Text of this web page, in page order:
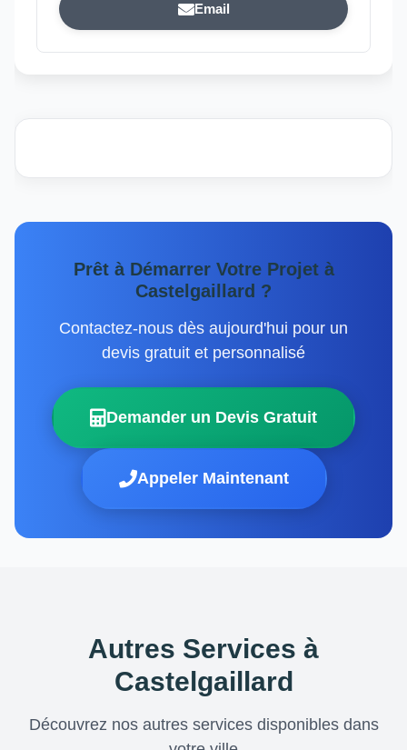
Email
Prêt à Démarrer Votre Projet à
Castelgaillard ?
Contactez-nous dès aujourd'hui pour un
devis gratuit et personnalisé
Demander un Devis Gratuit
Appeler Maintenant
Autres Services à
Castelgaillard
Découvrez nos autres services disponibles dans